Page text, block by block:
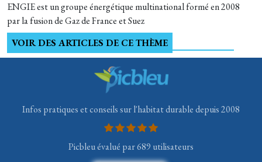
ENGIE est un groupe énergétique multinational formé en 2008
par la fusion de Gaz de France et Suez
VOIR DES ARTICLES DE CE THÈME
Infos pratiques et conseils sur l'habitat durable depuis 2008
Picbleu évalué par 689 utilisateurs